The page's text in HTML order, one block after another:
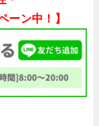
ーン中！】